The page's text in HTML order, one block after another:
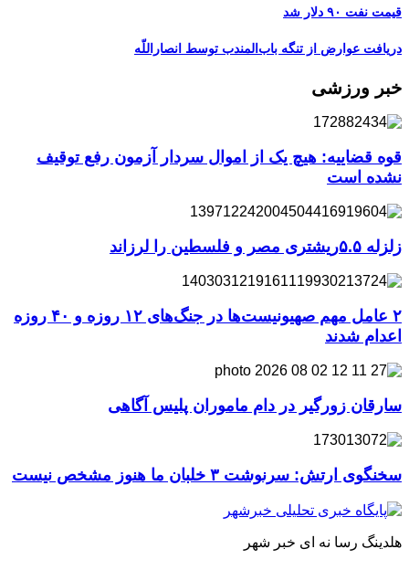
قیمت نفت ۹۰ دلار شد
دریافت عوارض از تنگه باب‌المندب توسط انصاراللّه
خبر ورزشی
قوه قضاییه: هیچ یک از اموال سردار آزمون رفع توقیف
نشده است
زلزله ۵.۵ریشتری مصر و فلسطین را لرزاند
۲ عامل مهم صهیونیست‌ها در جنگ‌های ۱۲ روزه و ۴۰ روزه
اعدام شدند
سارقان زورگیر در دام ماموران پلیس آگاهی
سخنگوی ارتش: سرنوشت ۳ خلبان ما هنوز مشخص نیست
هلدینگ رسا نه ای خبر شهر